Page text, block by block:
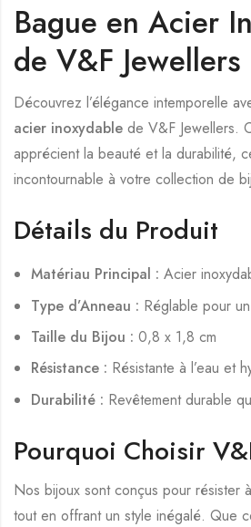
Bague en Acier
de V&F Jewellers
Découvrez l’élégance intemporelle
acier inoxydable de V&F Jewellers.
apprécient la beauté et la durabilité,
incontournable à votre collection de
Détails du Produit
Matériau Principal : Acier
Type d’Anneau : Réglable pour
Taille du Bijou : 0,8 x 1,8 cm
Résistance : Résistante à l’eau et
Durabilité : Revêtement durable
Pourquoi Choisir
Nos bijoux sont conçus pour résister
tout en offrant un style inégalé. Que